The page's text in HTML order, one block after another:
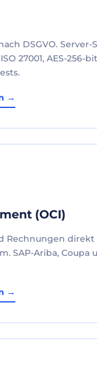
DSGVO.
27001, AES-256-
→
(OCI)
Rechnungen direkt
SAP-Ariba, Coupa
→